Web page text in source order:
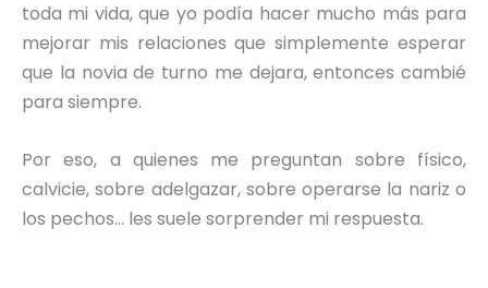
toda mi vida, que yo podía hacer mucho más para
mejorar mis relaciones que simplemente esperar
que la novia de turno me dejara, entonces cambié
para siempre.
Por eso, a quienes me preguntan sobre físico,
calvicie, sobre adelgazar, sobre operarse la nariz o
los pechos… les suele sorprender mi respuesta.